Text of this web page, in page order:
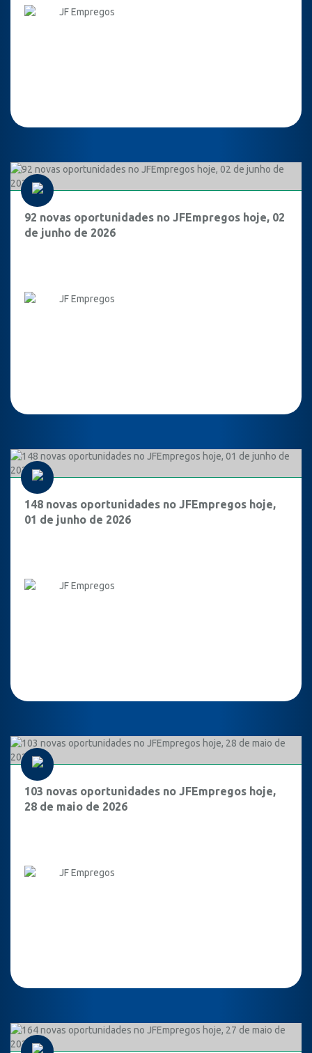
JF Empregos
92 novas oportunidades no JFEmpregos hoje, 02
de junho de 2026
JF Empregos
148 novas oportunidades no JFEmpregos hoje,
01 de junho de 2026
JF Empregos
103 novas oportunidades no JFEmpregos hoje,
28 de maio de 2026
JF Empregos